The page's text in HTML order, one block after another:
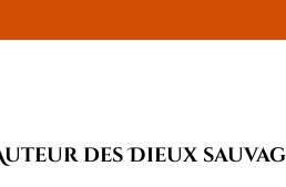
des Dieux